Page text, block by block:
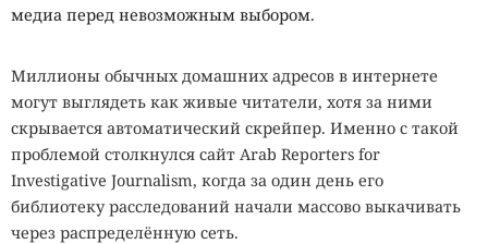
медиа перед невозможным выбором.
Миллионы обычных домашних адресов в интернете
могут выглядеть как живые читатели, хотя за ними
скрывается автоматический скрейпер. Именно с такой
проблемой столкнулся сайт Arab Reporters for
Investigative Journalism, когда за один день его
библиотеку расследований начали массово выкачивать
через распределённую сеть.